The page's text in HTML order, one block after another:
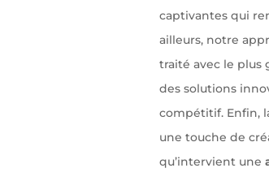
captivantes qui
ailleurs, notre
traité avec le plus
des solutions
compétitif. Enfin,
une touche de
qu’intervient une